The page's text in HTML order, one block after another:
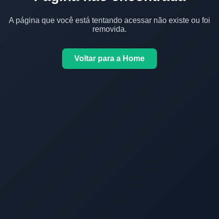
A página que você está tentando acessar não existe ou foi
removida.
Voltar para a Home